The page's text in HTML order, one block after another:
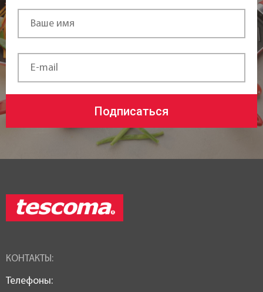
18 см
Материал рукояти:
ABS-пластик
Тип крепления рукояти:
Накладная
Возможность использования в
Подписаться
КОНТАКТЫ:
Телефоны: